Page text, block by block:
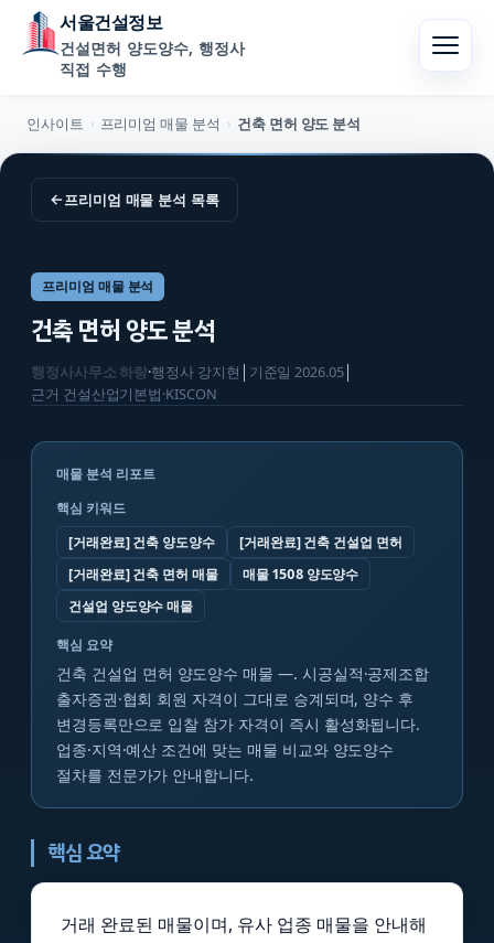
서울건설정보
건설면허 양도양수, 행정사
직접 수행
인사이트 › 프리미엄 매물 분석 › 건축 면허 양도 분석
←프리미엄 매물 분석 목록
프리미엄 매물 분석
건축 면허 양도 분석
행정사사무소 하랑·행정사 강지현 기준일2026.05│
근거 건설산업기본법·KISCON
매물 분석 리포트
핵심 키워드
[거래완료] 건축 양도양수
[거래완료] 건축 건설업 면허
[거래완료] 건축 면허 매물
매물 1508 양도양수
건설업 양도양수 매물
핵심 요약
건축 건설업 면허 양도양수 매물 —. 시공실적·공제조합
출자증권·협회 회원 자격이 그대로 승계되며, 양수 후
변경등록만으로 입찰 참가 자격이 즉시 활성화됩니다.
업종·지역·예산 조건에 맞는 매물 비교와 양도양수
절차를 전문가가 안내합니다.
핵심 요약
거래 완료된 매물이며, 유사 업종 매물을 안내해